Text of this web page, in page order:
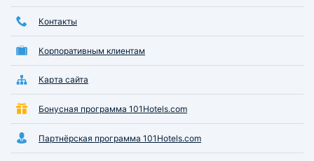
Контакты
Корпоративным клиентам
Карта сайта
Бонусная программа 101Hotels.com
Партнёрская программа 101Hotels.com